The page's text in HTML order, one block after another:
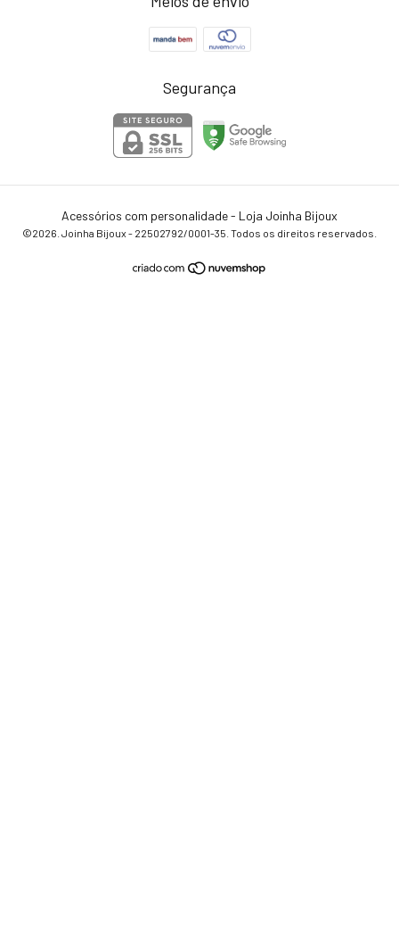
Segurança
Acessórios com personalidade - Loja Joinha Bijoux
©2026. Joinha Bijoux - 22502792/0001-35. Todos os direitos reservados.